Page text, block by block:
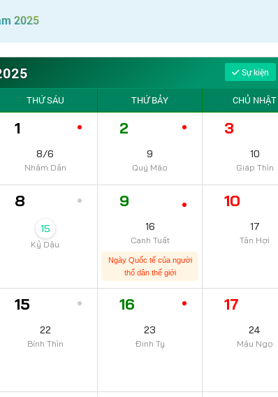
2025
Sự kiện
THỨ SÁU THỨ BẢY CHỦ NHẬT
1
8/6
Nhâm Dần
2
9
Quý Mão
3
10
Giáp Thìn
8
15
Kỷ Dậu
9
16
Canh Tuất
Ngày Quốc tế của người
thổ dân thế giới
10
17
Tân Hợi
15
22
Bính Thìn
16
23
Đinh Tỵ
17
24
Mậu Ngọ